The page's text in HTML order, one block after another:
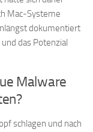
Mac-Systeme
dokumentiert
das Potenzial
Malware
schlagen und nach